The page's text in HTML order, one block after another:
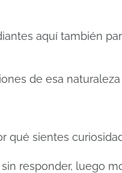
aquí también
de esa
qué sientes
responder, luego